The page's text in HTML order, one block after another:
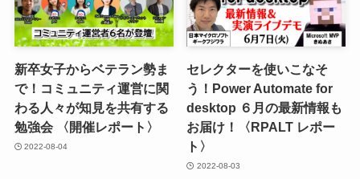
新卒女子からベテラン勢ま
で！コミュニティ運営に関
わる人々が知見を共有する
勉強会 〈開催レポート〉
2022-08-04
セレクターを使いこなそ
う！Power Automate for
desktop ６月の最新情報も
お届け！〈RPALT レポー
ト〉
2022-08-03